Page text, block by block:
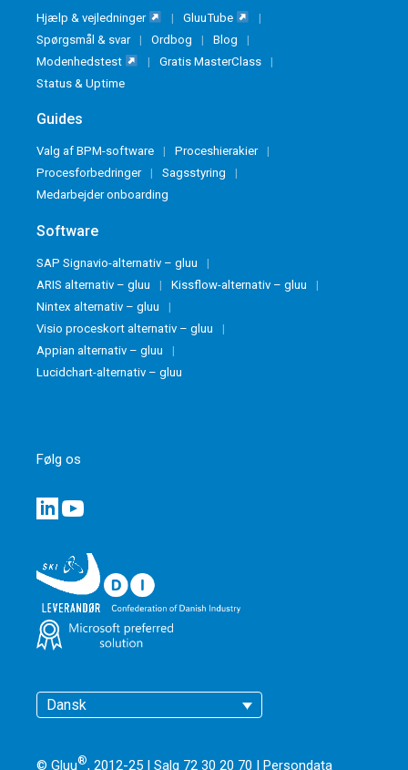
Hjælp & vejledninger
GluuTube
Spørgsmål & svar
Ordbog
Blog
Modenhedstest
Gratis MasterClass
Status & Uptime
Guides
Valg af BPM-software
Proceshierakier
Procesforbedringer
Sagsstyring
Medarbejder onboarding
Software
SAP Signavio-alternativ – gluu
ARIS alternativ – gluu
Kissflow-alternativ – gluu
Nintex alternativ – gluu
Visio proceskort alternativ – gluu
Appian alternativ – gluu
Lucidchart-alternativ – gluu
Følg os
Dansk
© Gluu®, 2012-25 | Salg 72 30 20 70 | Persondata